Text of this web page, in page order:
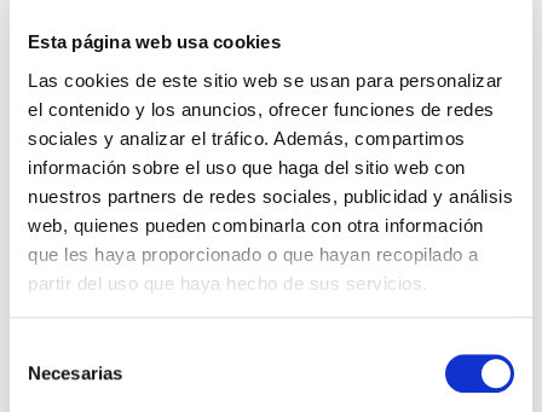
Esta página web usa cookies
Las cookies de este sitio web se usan para personalizar
el contenido y los anuncios, ofrecer funciones de redes
sociales y analizar el tráfico. Además, compartimos
información sobre el uso que haga del sitio web con
nuestros partners de redes sociales, publicidad y análisis
web, quienes pueden combinarla con otra información
que les haya proporcionado o que hayan recopilado a
partir del uso que haya hecho de sus servicios.
Necesarias
Miguel Ángel Gómez & Pedro
Garrido
9,99€ 0,50€ (5%)
9,49€
Stock:-
Comprar
Max Lucado
15,20€
Comprar